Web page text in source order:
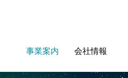
事業案内 会社情報